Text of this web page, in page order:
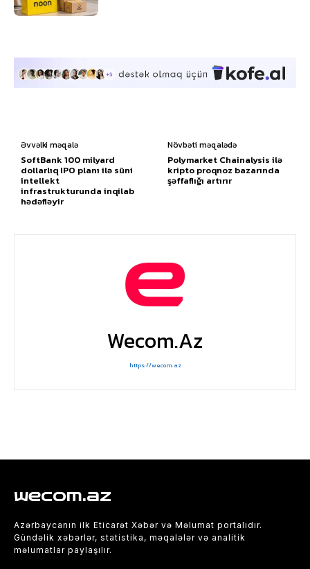
Əvvəlki məqalə
SoftBank 100 milyard
dollarlıq IPO planı ilə süni
intellekt
infrastrukturunda inqilab
hədəfləyir
Növbəti məqalədə
Polymarket Chainalysis ilə
kripto proqnoz bazarında
şəffaflığı artırır
Wecom.az
https://wecom.az
wecom.az
Azərbaycanın ilk Eticarət Xəbər və Məlumat portalıdır.
Gündəlik xəbərlər, statistika, məqalələr və analitik
məlumatlar paylaşılır.